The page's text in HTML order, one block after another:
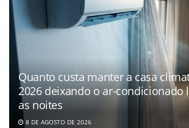
Quanto custa manter a casa
2026 deixando o ar-condicionado
as noites
8 DE AGOSTO DE 2026